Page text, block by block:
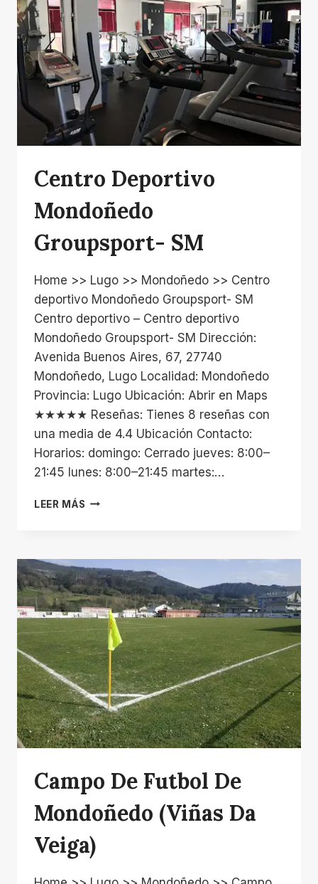
Centro Deportivo
Mondoñedo
Groupsport- SM
Home >> Lugo >> Mondoñedo >> Centro
deportivo Mondoñedo Groupsport- SM
Centro deportivo – Centro deportivo
Mondoñedo Groupsport- SM Dirección:
Avenida Buenos Aires, 67, 27740
Mondoñedo, Lugo Localidad: Mondoñedo
Provincia: Lugo Ubicación: Abrir en Maps
★★★★★ Reseñas: Tienes 8 reseñas con
una media de 4.4 Ubicación Contacto:
Horarios: domingo: Cerrado jueves: 8:00–
21:45 lunes: 8:00–21:45 martes:…
LEER MÁS CENTRO
SM
Campo De Futbol De
Mondoñedo (Viñas Da
Veiga)